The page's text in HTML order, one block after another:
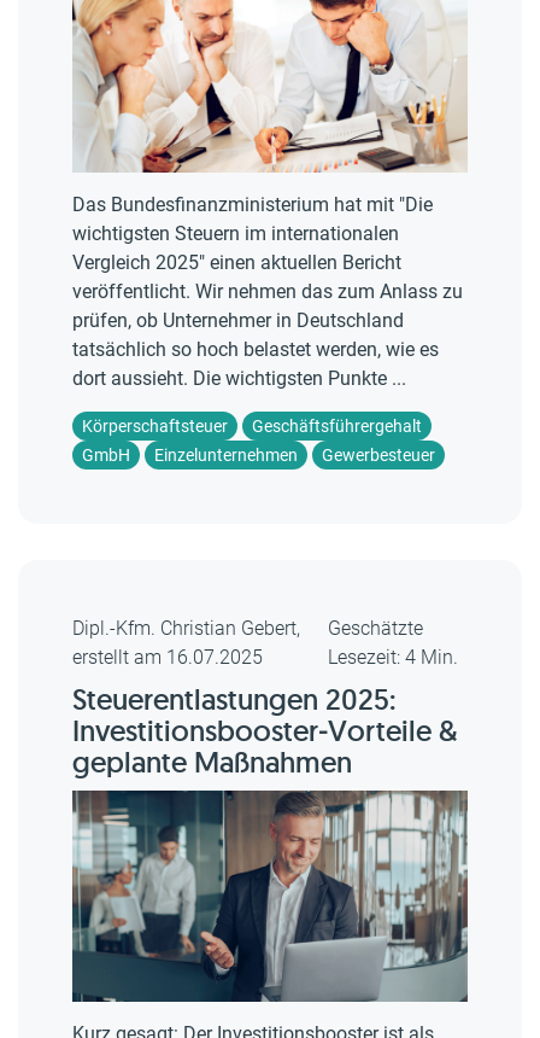
Das Bundesfinanzministerium hat mit "Die
wichtigsten Steuern im internationalen
Vergleich 2025" einen aktuellen Bericht
veröffentlicht. Wir nehmen das zum Anlass zu
prüfen, ob Unternehmer in Deutschland
tatsächlich so hoch belastet werden, wie es
dort aussieht. Die wichtigsten Punkte ...
Körperschaftsteuer
Geschäftsführergehalt
GmbH
Einzelunternehmen Gewerbesteuer
Dipl.-Kfm. Christian Gebert,
erstellt am 16.07.2025
Geschätzte
Lesezeit: 4 Min.
Steuerentlastungen 2025:
Investitionsbooster‑Vorteile &
geplante Maßnahmen